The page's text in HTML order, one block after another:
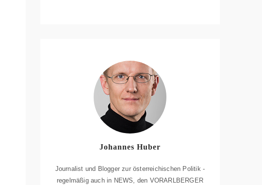
Johannes Huber
Journalist und Blogger zur österreichischen Politik -
regelmäßig auch in NEWS, den VORARLBERGER